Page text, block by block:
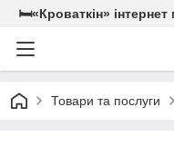
🛏«Кроваткiн» iнтернет
Товари та послуги